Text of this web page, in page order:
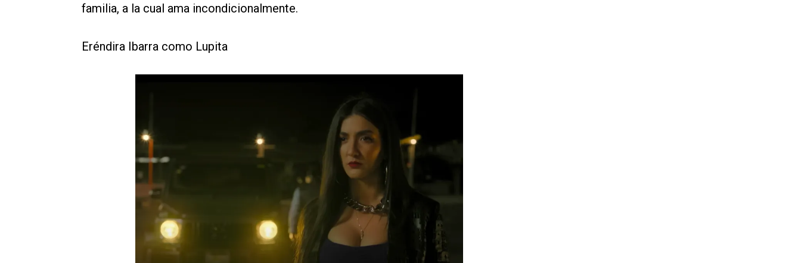
familia, a la cual ama incondicionalmente.
Eréndira Ibarra como Lupita